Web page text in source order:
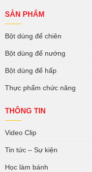
SẢN PHẨM
Bột dùng để chiên
Bột dùng để nướng
Bột dùng để hấp
Thực phẩm chức năng
THÔNG TIN
Video Clip
Tin tức – Sự kiện
Học làm bánh